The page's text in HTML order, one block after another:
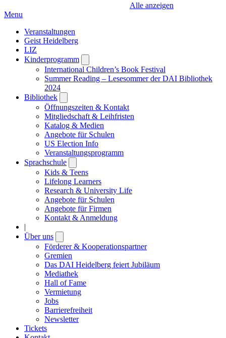
Alle anzeigen
Menu
Veranstaltungen
Geist Heidelberg
LIZ
Kinderprogramm
submenu
International Children’s Book Festival
Summer Reading – Lesesommer der DAI Bibliothek
2024
Bibliothek
submenu
Öffnungszeiten & Kontakt
Mitgliedschaft & Leihfristen
Katalog & Medien
Angebote für Schulen
US Election Info
Veranstaltungsprogramm
Sprachschule
submenu
Kids & Teens
Lifelong Learners
Research & University Life
Angebote für Schulen
Angebote für Firmen
Kontakt & Anmeldung
|
Über uns
submenu
Förderer & Kooperationspartner
Gremien
Das DAI Heidelberg feiert Jubiläum
Mediathek
Hall of Fame
Vermietung
Jobs
Barrierefreiheit
Newsletter
Tickets